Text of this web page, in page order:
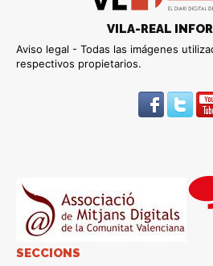
VILA-REAL
Aviso legal - Todas las imágenes
respectivos propietarios.
SECCIONS